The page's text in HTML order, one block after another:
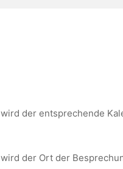
wird der entsprechende
wird der Ort der